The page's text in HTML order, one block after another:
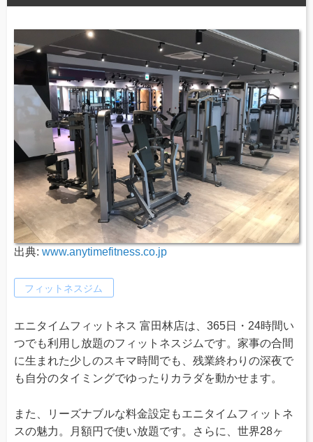
出典: www.anytimefitness.co.jp
フィットネスジム
エニタイムフィットネス 富田林店は、365日・24時間い
つでも利用し放題のフィットネスジムです。家事の合間
に生まれた少しのスキマ時間でも、残業終わりの深夜で
も自分のタイミングでゆったりカラダを動かせます。
また、リーズナブルな料金設定もエニタイムフィットネ
スの魅力。月額円で使い放題です。さらに、世界28ヶ